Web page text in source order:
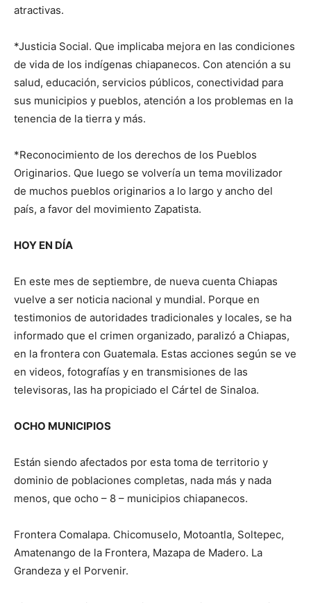
atractivas.
*Justicia Social. Que implicaba mejora en las condiciones
de vida de los indígenas chiapanecos. Con atención a su
salud, educación, servicios públicos, conectividad para
sus municipios y pueblos, atención a los problemas en la
tenencia de la tierra y más.
*Reconocimiento de los derechos de los Pueblos
Originarios. Que luego se volvería un tema movilizador
de muchos pueblos originarios a lo largo y ancho del
país, a favor del movimiento Zapatista.
HOY EN DÍA
En este mes de septiembre, de nueva cuenta Chiapas
vuelve a ser noticia nacional y mundial. Porque en
testimonios de autoridades tradicionales y locales, se ha
informado que el crimen organizado, paralizó a Chiapas,
en la frontera con Guatemala. Estas acciones según se ve
en videos, fotografías y en transmisiones de las
televisoras, las ha propiciado el Cártel de Sinaloa.
OCHO MUNICIPIOS
Están siendo afectados por esta toma de territorio y
dominio de poblaciones completas, nada más y nada
menos, que ocho – 8 – municipios chiapanecos.
Frontera Comalapa. Chicomuselo, Motoantla, Soltepec,
Amatenango de la Frontera, Mazapa de Madero. La
Grandeza y el Porvenir.